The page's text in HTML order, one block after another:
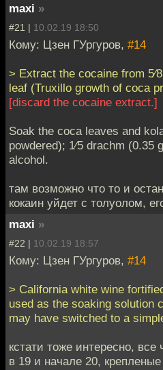
maxi »
#21 | 10.02.19 18:50
Кому: Цзен ГУргуров, #14
> Extract the cocaine from
leaf (Truxillo growth of coca
[discard the cocaine extract.]
Soak the coca leaves and
powdered); 1⁄5 drachm (0.35
alcohol.
там возможно что то и
кокаин уйдет с толуолом,
maxi »
#22 | 10.02.19 18:57
Кому: Цзен ГУргуров, #14
> California white wine
used as the soaking solution
may have switched to a
кстати тоже интересно,
в 19 и начале 20,